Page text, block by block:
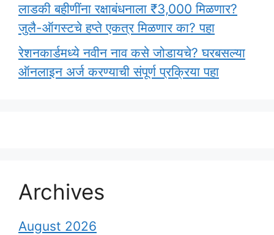
लाडकी बहीणींना रक्षाबंधनाला ₹3,000 मिळणार?
जुलै-ऑगस्टचे हप्ते एकत्र मिळणार का? पहा
रेशनकार्डमध्ये नवीन नाव कसे जोडायचे? घरबसल्या
ऑनलाइन अर्ज करण्याची संपूर्ण प्रक्रिया पहा
Archives
August 2026